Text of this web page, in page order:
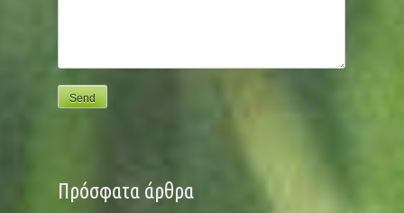
Πρόσφατα άρθρα